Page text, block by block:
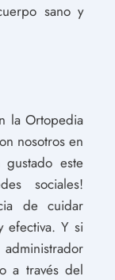
sano y
la Ortopedia
nosotros en
este
sociales!
de cuidar
efectiva. Y si
a través del